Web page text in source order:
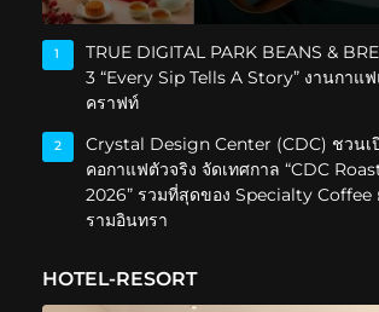
1
TRUE DIGITAL PARK BEANS &
3 “Every Sip Tells A Story” งานกาแ
คราฟท์
2
Crystal Design Center (CDC) ชวน
คอกาแฟตัวจริง จัดเทศกาล “CDC
2026” รวมที่สุดของ Specialty Coffee
รามอินทรา
HOTEL-RESORT